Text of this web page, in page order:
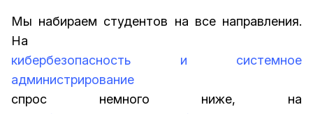
Мы набираем студентов на все направления.
На
кибербезопасность и системное
администрирование
спрос немного ниже, на